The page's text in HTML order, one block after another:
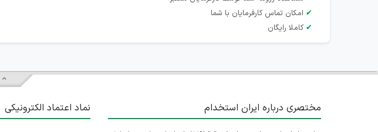
✔ امکان تماس کارفرمایان با شما
✔ کاملا رایگان
مختصری درباره ایران استخدام نماد اعتماد الکترونیکی